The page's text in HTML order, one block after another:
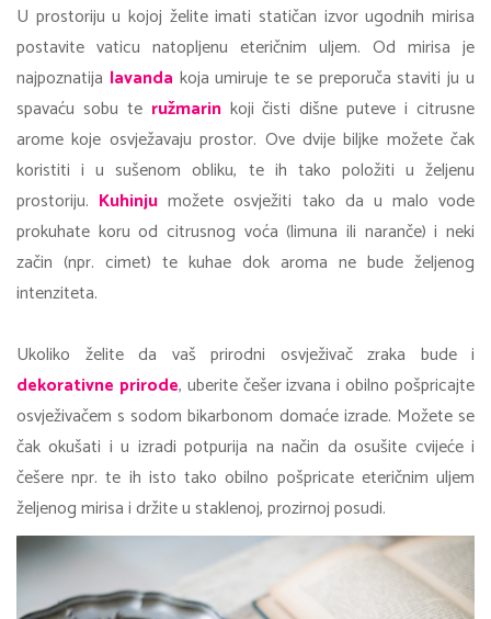
U prostoriju u kojoj želite imati statičan izvor ugodnih mirisa
postavite vaticu natopljenu eteričnim uljem. Od mirisa je
najpoznatija lavanda koja umiruje te se preporuča staviti ju u
spavaću sobu te ružmarinkoji čisti dišne puteve i citrusne
arome koje osvježavaju prostor. Ove dvije biljke možete čak
koristiti i u sušenom obliku, te ih tako položiti u željenu
prostoriju. Kuhinju možete osvježiti tako da u malo vode
prokuhate koru od citrusnog voća (limuna ili naranče) i neki
začin (npr. cimet) te kuhae dok aroma ne bude željenog
intenziteta.
Ukoliko želite da vaš prirodni osvježivač zraka bude i
dekorativne prirode, uberite češer izvana i obilno pošpricajte
osvježivačem s sodom bikarbonom domaće izrade. Možete se
čak okušati i u izradi potpurija na način da osušite cvijeće i
češere npr. te ih isto tako obilno pošpricate eteričnim uljem
željenog mirisa i držite u staklenoj, prozirnoj posudi.